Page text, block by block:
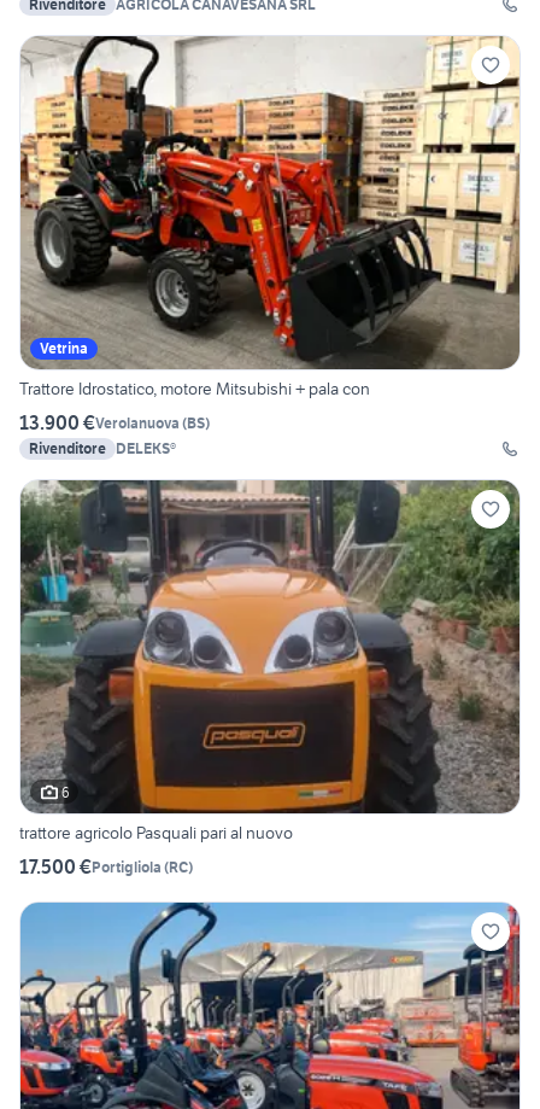
Rivenditore AGRICOLA CANAVESANA SRL
Vetrina
Trattore Idrostatico, motore Mitsubishi + pala con
13.900 €Verolanuova (BS)
Rivenditore DELEKS®
6
trattore agricolo Pasquali pari al nuovo
17.500 €Portigliola (RC)